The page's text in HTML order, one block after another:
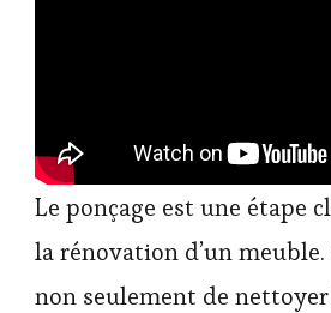
Le ponçage est une étape
la rénovation d’un
non seulement de nettoyer